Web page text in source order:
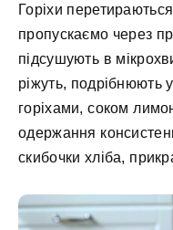
Горіхи
пропускаємо через
підсушують в
ріжуть, подрібнюють
горіхами, соком
одержання
скибочки хліба,